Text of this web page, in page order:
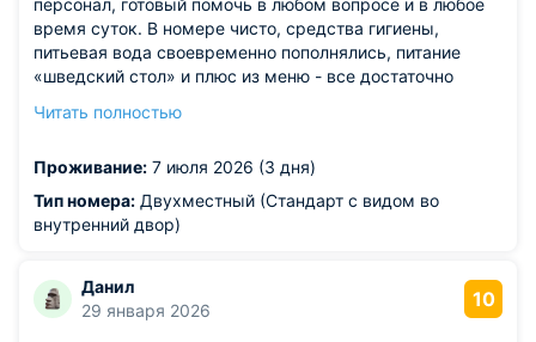
персонал, готовый помочь в любом вопросе и в любое
время суток. В номере чисто, средства гигиены,
питьевая вода своевременно пополнялись, питание
«шведский стол» и плюс из меню - все достаточно
Из недостатков: мне не хватило услуг стилиста
ближайшего салона.
Читать полностью
Проживание: 7 июля 2026 (3 дня)
Тип номера: Двухместный (Стандарт с видом во
внутренний двор)
Данил
29 января 2026
10